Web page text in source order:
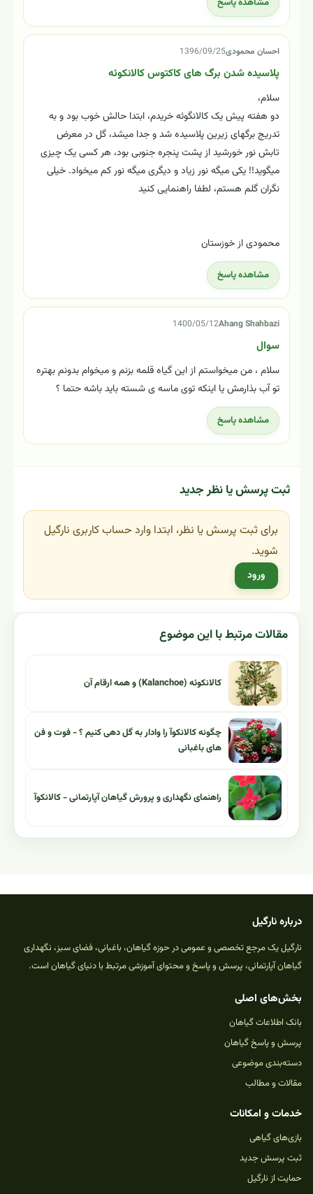
امتیاز شما به این مقاله
★★★★★
میانگین امتیاز: از ۵، بر اساس امتیاز
پرسش‌ها و نظرات این مقاله
Mehdi Afkhami
1397/04/07
کالانکوئه تیرسیفلورا
با سلام . یک هفته هست کالانکوئه تیرسیفلورا خربداری کردم و
گیاه پشت پنجره هست و در معرض نور غیر مستقیم
آبیاری هم هفته ای ۳بار
خوزستان
ممنون
احسان محمودی 1396/09/25
پلاسیده شدن برگ های کاکتوس کالانکوئه
سلام،
تابش نور خورشید از پشت پنجره جنوبی بود، هر کسی یک چیزی
نگران گلم هستم، لطفا راهنمایی کنید
محمودی از خوزستان
مشاهده پاسخ
Ahang Shahbazi
سوال
سلام ، من میخواستم از این گیاه قلمه بزنم و میخوام بدونم بهتره
تو آب بذارمش یا اینکه توی ماسه ی شسته باید باشه حتما ؟
مشاهده پاسخ
ثبت پرسش یا نظر جدید
مقالات مرتبط با این موضوع